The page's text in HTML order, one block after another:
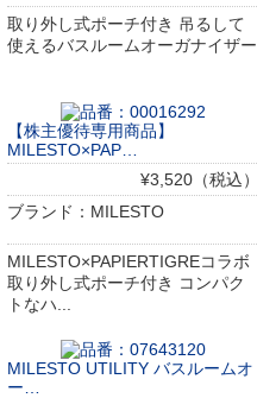
取り外し式ポーチ付き 吊るして
使えるバスルームオーガナイザー
【株主優待専用商品】
MILESTO×PAP…
¥3,520（税込）
ブランド：MILESTO
MILESTO×PAPIERTIGREコラボ
取り外し式ポーチ付き コンパク
トなハ...
MILESTO UTILITY バスルームオ
ー…